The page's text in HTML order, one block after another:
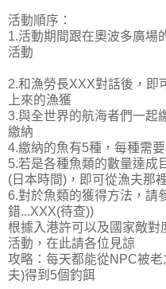
活動順序：
1.活動期間跟在奧波多廣場
活動
2.和漁勞長XXX對話後，即
上來的漁獲
3.與全世界的航海者們一起
繳納
4.繳納的魚有5種，每種需
5.若是各種魚類的數量達成
(日本時間)，即可從漁夫那
6.對於魚類的獲得方法，請
錯...XXX(待查))
根據入港許可以及國家敵對
活動，在此請各位見諒
攻略：每天都能從NPC被
夫)得到5個釣餌